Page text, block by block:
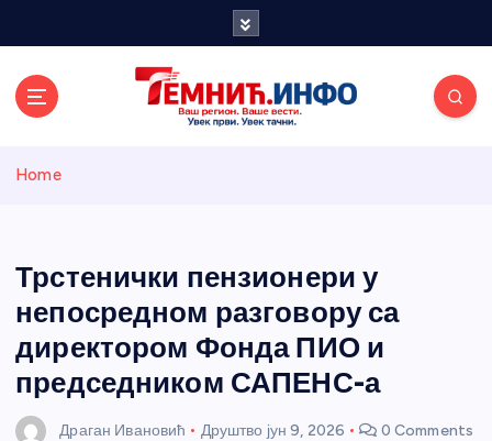
и портал
Home
Трстенички пензионери у
непосредном разговору са
директором Фонда ПИО и
председником САПЕНС-а
Драган Ивановић Друштво јун 9, 2026 0 Comments